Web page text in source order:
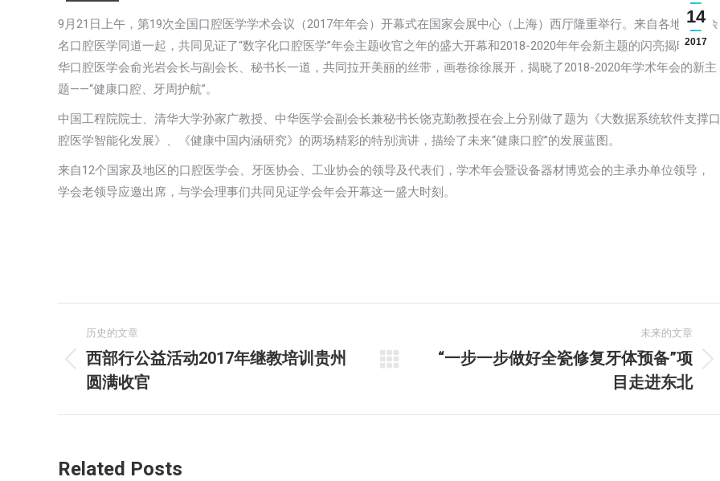
14
2017
9月21日上午，第19次全国口腔医学学术会议（2017年年会）开幕式在国家会展中心（上海）西厅隆重举行。来自各地的千余
名口腔医学同道一起，共同见证了“数字化口腔医学”年会主题收官之年的盛大开幕和2018-2020年年会新主题的闪亮揭晓，中
华口腔医学会俞光岩会长与副会长、秘书长一道，共同拉开美丽的丝带，画卷徐徐展开，揭晓了2018-2020年学术年会的新主
题——“健康口腔、牙周护航”。
中国工程院院士、清华大学孙家广教授、中华医学会副会长兼秘书长饶克勤教授在会上分别做了题为《大数据系统软件支撑口
腔医学智能化发展》、《健康中国内涵研究》的两场精彩的特别演讲，描绘了未来“健康口腔”的发展蓝图。
来自12个国家及地区的口腔医学会、牙医协会、工业协会的领导及代表们，学术年会暨设备器材博览会的主承办单位领导，
学会老领导应邀出席，与学会理事们共同见证学会年会开幕这一盛大时刻。
章
航
历史的文章
历
史
的
西部行公益活动2017年继教培训贵州
圆满收官
未来的文章
的
“一步一步做好全瓷修复牙体预备”项
目走进东北
Related Posts